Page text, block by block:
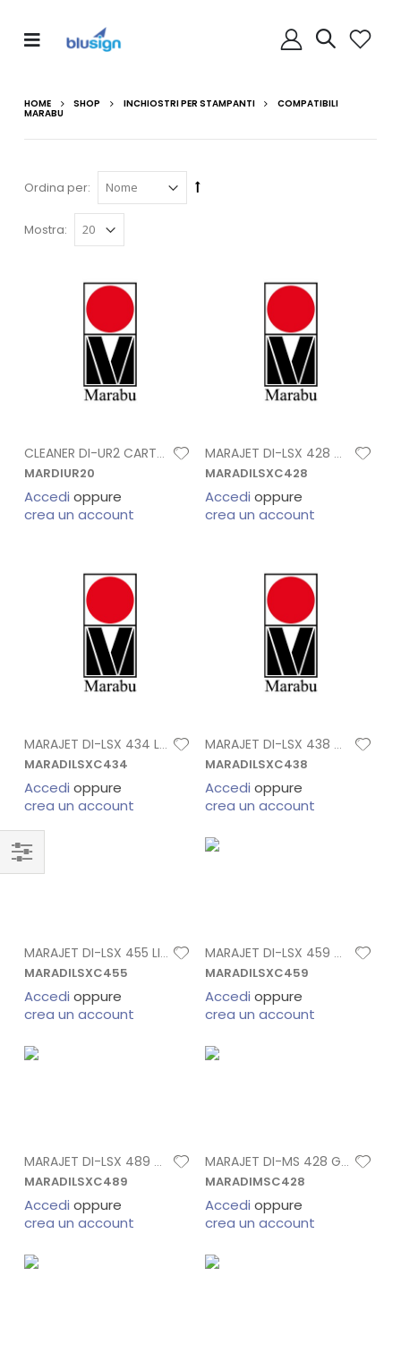
HOME SHOP INCHIOSTRI PER STAMPANTI COMPATIBILI
MARABU
Ordina per:
Mostra:
CLEANER DI-UR2 CARTUCCIA 220 ML
MARDIUR20
Accedi oppure
crea un account
MARAJET DI-LSX 428 GIALLO CARTUCCIA
MARADILSXC428
Accedi oppure
crea un account
MARAJET DI-LSX 434 LIGHT MAGENTA CARTUCC
MARADILSXC434
Accedi oppure
crea un account
MARAJET DI-LSX 438 MAGENTA CARTUCC
MARADILSXC438
Accedi oppure
crea un account
MARAJET DI-LSX 455 LIGHT CIANO CARTUCC
MARADILSXC455
Accedi oppure
crea un account
MARAJET DI-LSX 459 CIANO CARTUCC
MARADILSXC459
Accedi oppure
crea un account
MARAJET DI-LSX 489 NERO CARTUCC
MARADILSXC489
Accedi oppure
crea un account
MARAJET DI-MS 428 GIALLO CARTUCCIA 440
MARADIMSC428
Accedi oppure
crea un account